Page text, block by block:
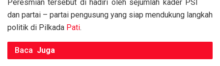
k
p
Peresmian tersebut di hadiri oleh sejumlah kader PSI
dan partai – partai pengusung yang siap mendukung langkah
politik di Pilkada Pati.
Baca Juga